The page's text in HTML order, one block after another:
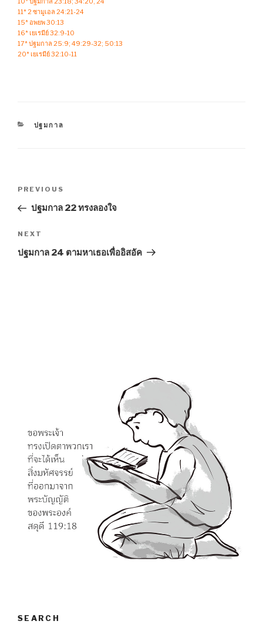
11* 2 ซามูเอล 24:21-24
15* อพยพ 30:13
16* เยเรมีย์ 32:9-10
17* ปฐมกาล 25:9; 49:29-32; 50:13
20* เยเรมีย์ 32:10-11
CATEGORIES
ปฐมกาล
Previous
Post
PREVIOUS
ปฐมกาล 22 ทรงลองใจ
Next
Post
NEXT
ปฐมกาล 24 ตามหาเธอเพื่ออิสอัค
SEARCH